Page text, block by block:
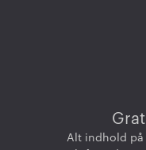
Alt indhold på